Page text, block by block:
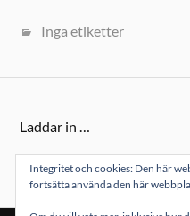
Inga etiketter
Laddar in …
Integritet och cookies: Den här
fortsätta använda den här